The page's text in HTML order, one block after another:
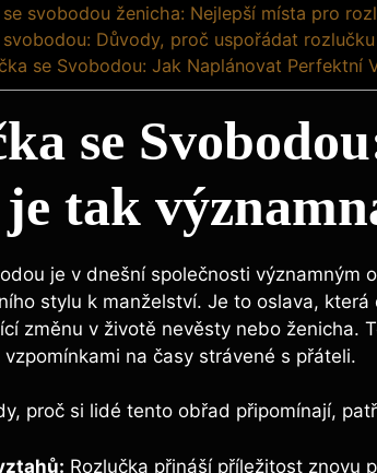
svobodou ženicha: Nejlepší místa pro
Důvody, proč uspořádat
se Svobodou: Jak Naplánovat Perfektní
se
tak
je v dnešní společnosti významným
stylu k manželství. Je to oslava,
změnu v životě nevěsty nebo ženicha.
na časy strávené s přáteli.
proč si lidé tento obřad připomínají,
Rozlučka přináší příležitost znovu